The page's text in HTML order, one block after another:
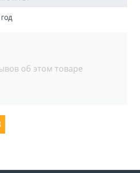
об этом товаре